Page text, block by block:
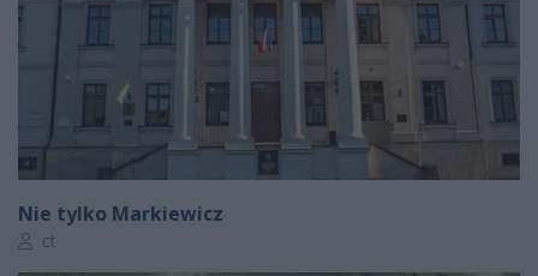
Nie tylko Markiewicz
Autor artykułu:
ct